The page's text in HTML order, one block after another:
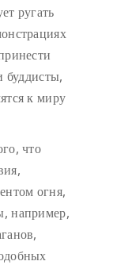
ругать
буддисты,
к миру
что
огня,
например,